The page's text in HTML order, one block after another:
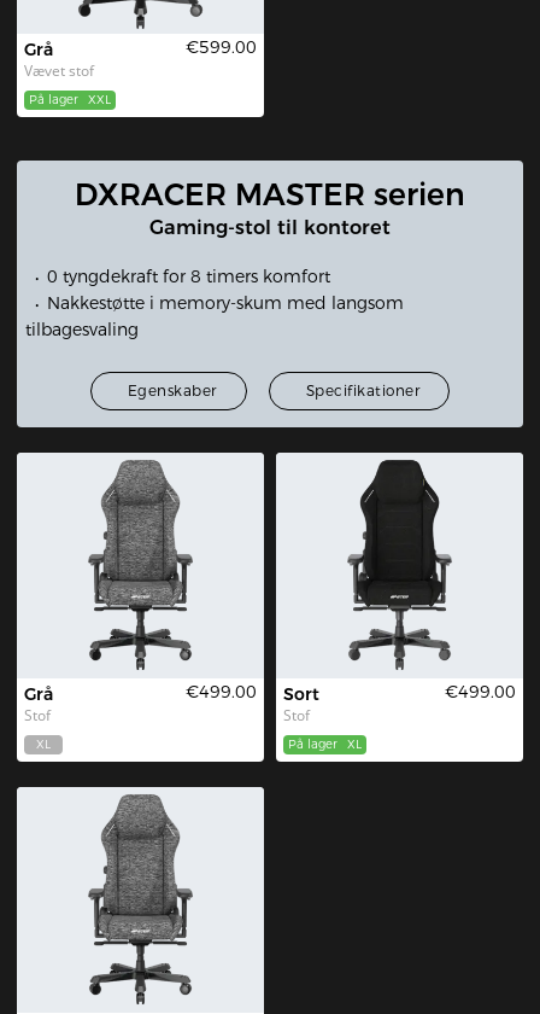
Grå
Vævet stof
€599.00
På lager XXL
DXRACER MASTER serien
Gaming-stol til kontoret
0 tyngdekraft for 8 timers komfort
Nakkestøtte i memory-skum med langsom
tilbagesvaling
Egenskaber Specifikationer
Grå
Stof
€499.00
XL
Sort
Stof
€499.00
På lager XL